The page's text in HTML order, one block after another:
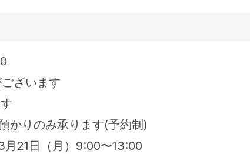
ざいます
かりのみ承ります(予約制)
21日（月）9:00〜13:00